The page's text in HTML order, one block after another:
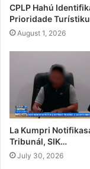
CPLP Hahú
Prioridade
August 1, 2026
La Kumpri
Tribunál, SIK…
July 30, 2026